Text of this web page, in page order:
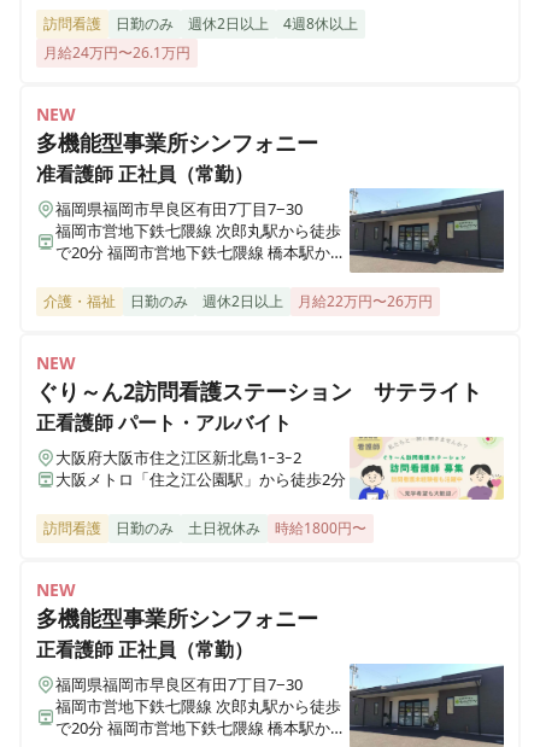
医療施設型ホスピス 医心館経堂
東京都世田谷区宮坂三丁目2-8
株式会社アンビスホールディングス 本社
東京都中央区京橋一丁目6-1 三井住友海上テプコビル 7階
東京都江戸川区南篠崎町4丁目17番1号
ホスピス西城Ⅰ・Ⅱ
岩手県一関市八幡町2-43 （社団医療法人西城病院）
医療施設型ホスピス 医心館小田原
医療施設型ホスピス 医心館鈴鹿
三重県鈴鹿市末広東5番（住所未定）
医療施設型ホスピス 医心館豊中
大阪府豊中市立花町１丁目6-31
理者のお仕事
訪問看護 日勤のみ 週休2日以上
4週8休以上
月給24万円〜26.1万円
NEW
多機能型事業所シンフォニー
准看護師正社員（常勤）
福岡県福岡市早良区有田7丁目7−30
福岡市営地下鉄七隈線 次郎丸駅から徒歩
で20分 福岡市営地下鉄七隈線 橋本駅から
介護・福祉 日勤のみ 週休2日以上 月給22万円〜26万円
NEW
ぐり～ん2訪問看護ステーション サテライト
正看護師パート・アルバイト
大阪府大阪市住之江区新北島1ｰ3ｰ2
大阪メトロ「住之江公園駅」から徒歩2分
訪問看護 日勤のみ 土日祝休み 時給1800円〜
NEW
多機能型事業所シンフォニー
正看護師正社員（常勤）
福岡県福岡市早良区有田7丁目7−30
福岡市営地下鉄七隈線 次郎丸駅から徒歩
で20分 福岡市営地下鉄七隈線 橋本駅から